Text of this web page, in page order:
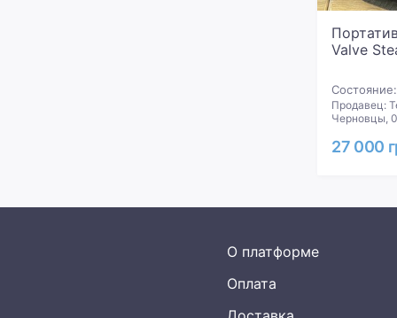
Valve
Состояние:
Продавец:
Черновцы,
27 000
О платформе
Оплата